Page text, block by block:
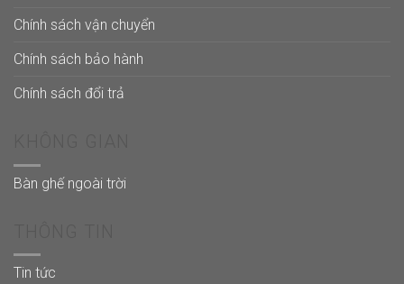
Chính sách vận chuyển
Chính sách bảo hành
Chính sách đổi trả
Bàn ghế ngoài trời
Tin tức